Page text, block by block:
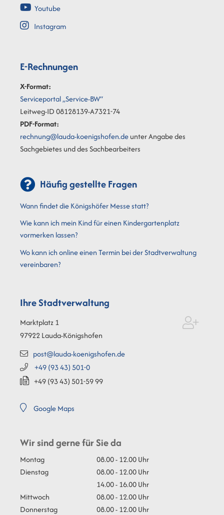
Youtube
Instagram
E-Rechnungen
X-Format:
Serviceportal „Service-BW“
Leitweg-ID 08128139-A7321-74
PDF-Format:
rechnung@lauda-koenigshofen.deunter Angabe des
Sachgebietes und des Sachbearbeiters
Häufig gestellte Fragen
Wann findet die Königshöfer Messe statt?
Wie kann ich mein Kind für einen Kindergartenplatz
vormerken lassen?
Wo kann ich online einen Termin bei der Stadtverwaltung
vereinbaren?
Ihre Stadtverwaltung
Marktplatz 1
97922Lauda-Königshofen
post@lauda-koenigshofen.de
+49 (9343) 501-0
+49 (9343) 501-5999
Google Maps
Wir sind gerne für Sie da
Montag
08.00 - 12.00 Uhr
Dienstag
08.00 - 12.00 Uhr
14.00 - 16.00 Uhr
Mittwoch
08.00 - 12.00 Uhr
Donnerstag
08.00 - 12.00 Uhr